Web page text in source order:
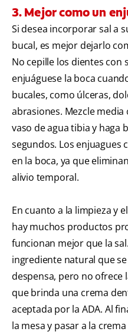
3. Mejor como un
Si desea incorporar sal a
bucal, es mejor dejarlo
No cepille los dientes con
enjuáguese la boca
bucales, como úlceras,
abrasiones. Mezcle
vaso de agua tibia y haga
segundos. Los enjuagues
en la boca, ya que
alivio temporal.
En cuanto a la limpieza y
hay muchos productos
funcionan mejor que la
ingrediente natural que
despensa, pero no ofrece
que brinda una crema
aceptada por la ADA. Al
la mesa y pasar a la